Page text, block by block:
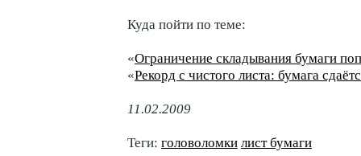
Куда пойти по теме:
«Ограничение складывания бумаги
«Рекорд с чистого листа: бумага
11.02.2009
Теги: головоломки лист бумаги